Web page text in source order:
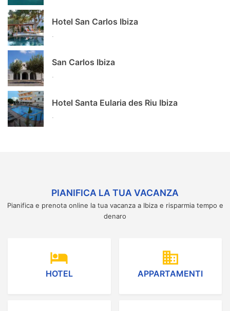
Hotel San Carlos Ibiza
San Carlos Ibiza
Hotel Santa Eularia des Riu Ibiza
PIANIFICA LA TUA VACANZA
Pianifica e prenota online la tua vacanza a Ibiza e risparmia tempo e
denaro
hotel
HOTEL
domain
APPARTAMENTI